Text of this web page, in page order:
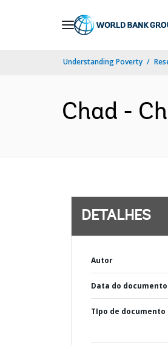
Understanding Poverty
Chad -
DETALHES
Autor
Data do documento
TIpo de documento